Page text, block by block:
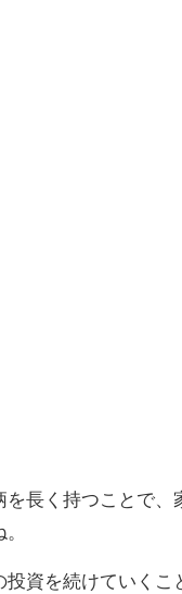
を長く持つことで、
資を続けていくこ